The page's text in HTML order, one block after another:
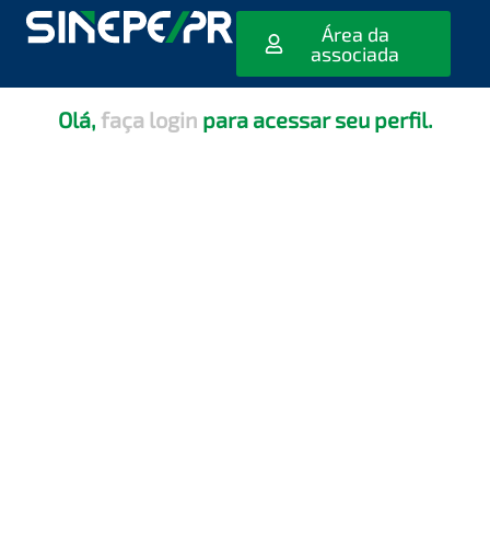
Área da
associada
[editar_escola_usuario]
Olá, faça login para acessar seu perfil.